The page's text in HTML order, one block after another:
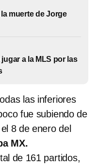
muerte de Jorge
a la MLS por las
las inferiores
fue subiendo de
8 de enero del
MX.
de 161 partidos,